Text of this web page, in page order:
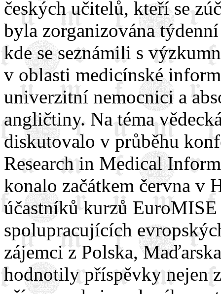
českých učitelů, kteří se
byla zorganizována
kde se seznámili s
v oblasti medicínské
univerzitní nemocnici a
angličtiny. Na téma
diskutovalo v průběhu
Research in Medical
konalo začátkem června v
účastníků kurzů
spolupracujících
zájemci z Polska,
hodnotily příspěvky nejen